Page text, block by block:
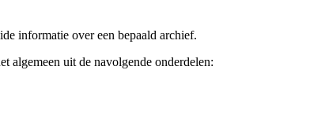
informatie over een bepaald archief.
algemeen uit de navolgende onderdelen: